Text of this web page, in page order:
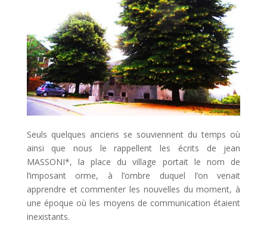
Seuls quelques anciens se souviennent du temps où
ainsi que nous le rappellent les écrits de jean
MASSONI*, la place du village portait le nom de
l’imposant orme, à l’ombre duquel l’on venait
apprendre et commenter les nouvelles du moment, à
une époque où les moyens de communication étaient
inexistants.